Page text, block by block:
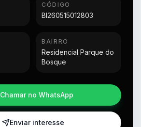
CÓDIGO
BI260515012803
BAIRRO
Residencial Parque do
Bosque
Chamar no WhatsApp
Enviar interesse